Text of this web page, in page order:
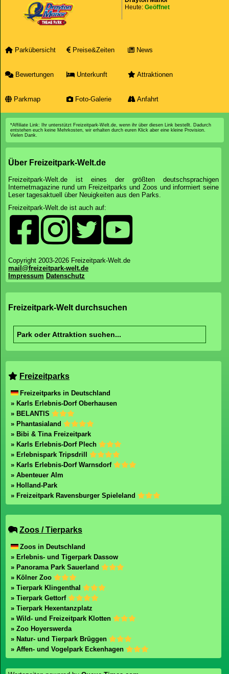
Heute: Geöffnet
Parkübersicht Preise&Zeiten News
Bewertungen Unterkunft Attraktionen
Parkmap Foto-Galerie Anfahrt
*Affiliate Link: Ihr unterstützt Freizeitpark-Welt.de, wenn ihr über diesen Link bestellt. Dadurch
entstehen euch keine Mehrkosten, wir erhalten durch euren Klick aber eine kleine Provision.
Vielen Dank.
Über Freizeitpark-Welt.de
Freizeitpark-Welt.de ist eines der größten deutschsprachigen
Internetmagazine rund um Freizeitparks und Zoos und informiert seine
Leser tagesaktuell über Neuigkeiten aus den Parks.
Freizeitpark-Welt.de ist auch auf:
Copyright 2003-2026 Freizeitpark-Welt.de
mail@freizeitpark-welt.de
Impressum Datenschutz
Freizeitpark-Welt durchsuchen
Freizeitparks
Freizeitparks in Deutschland
» Karls Erlebnis-Dorf Oberhausen
» BELANTIS
» Phantasialand
» Bibi & Tina Freizeitpark
» Karls Erlebnis-Dorf Plech
» Erlebnispark Tripsdrill
» Karls Erlebnis-Dorf Warnsdorf
» Abenteuer Alm
» Holland-Park
» Freizeitpark Ravensburger Spieleland
Zoos / Tierparks
Zoos in Deutschland
» Erlebnis- und Tigerpark Dassow
» Panorama Park Sauerland
» Kölner Zoo
» Tierpark Klingenthal
» Tierpark Gettorf
» Tierpark Hexentanzplatz
» Wild- und Freizeitpark Klotten
» Zoo Hoyerswerda
» Natur- und Tierpark Brüggen
» Affen- und Vogelpark Eckenhagen